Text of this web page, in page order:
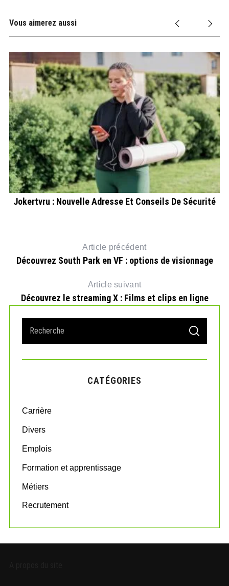
Vous aimerez aussi
Jokertvru : Nouvelle Adresse Et Conseils De Sécurité
Article précédent
Découvrez South Park en VF : options de visionnage
Article suivant
Découvrez le streaming X : Films et clips en ligne
a
r
o
:
S
A
C
CATÉGORIES
Carrière
Divers
Emplois
Formation et apprentissage
Métiers
Recrutement